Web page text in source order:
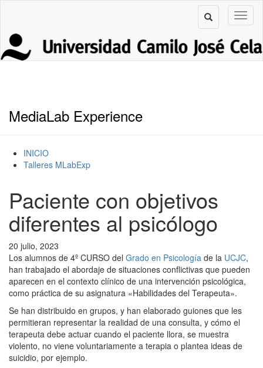
MediaLab Experience
INICIO
Talleres MLabExp
Paciente con objetivos
diferentes al psicólogo
20 julio, 2023
Los alumnos de 4º CURSO del Grado en Psicología de la UCJC,
han trabajado el abordaje de situaciones conflictivas que pueden
aparecen en el contexto clínico de una intervención psicológica,
como práctica de su asignatura «Habilidades del Terapeuta».
Se han distribuido en grupos, y han elaborado guiones que les
permitieran representar la realidad de una consulta, y cómo el
terapeuta debe actuar cuando el paciente llora, se muestra
violento, no viene voluntariamente a terapia o plantea ideas de
suicidio, por ejemplo.